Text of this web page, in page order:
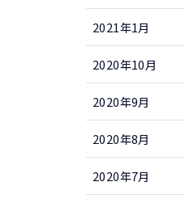
2021年1月
2020年10月
2020年9月
2020年8月
2020年7月